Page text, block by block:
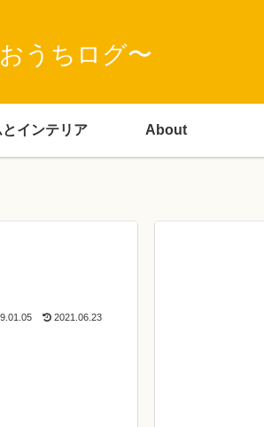
うちログ〜
とインテリア About
2021.06.23